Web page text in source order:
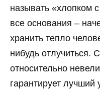
называть «хлопком
все основания –
хранить тепло
нибудь отлучиться.
относительно
гарантирует лучший